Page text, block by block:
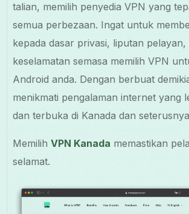
talian, memilih penyedia VPN yang
semua perbezaan. Ingat untuk
kepada dasar privasi, liputan pelayan,
keselamatan semasa memilih VPN
Android anda. Dengan berbuat
menikmati pengalaman internet yang
dan terbuka di Kanada dan
MemilihVPN Kanada memastikan
selamat.